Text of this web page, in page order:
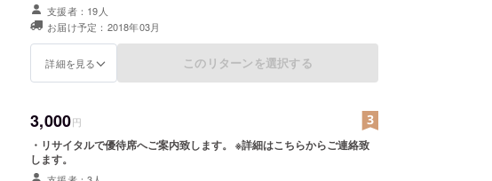
支援者：19人
お届け予定：2018年03月
詳細を見る このリターンを選択する
3,000円
・リサイタルで優待席へご案内致します。 ※詳細はこちらからご連絡致
します。